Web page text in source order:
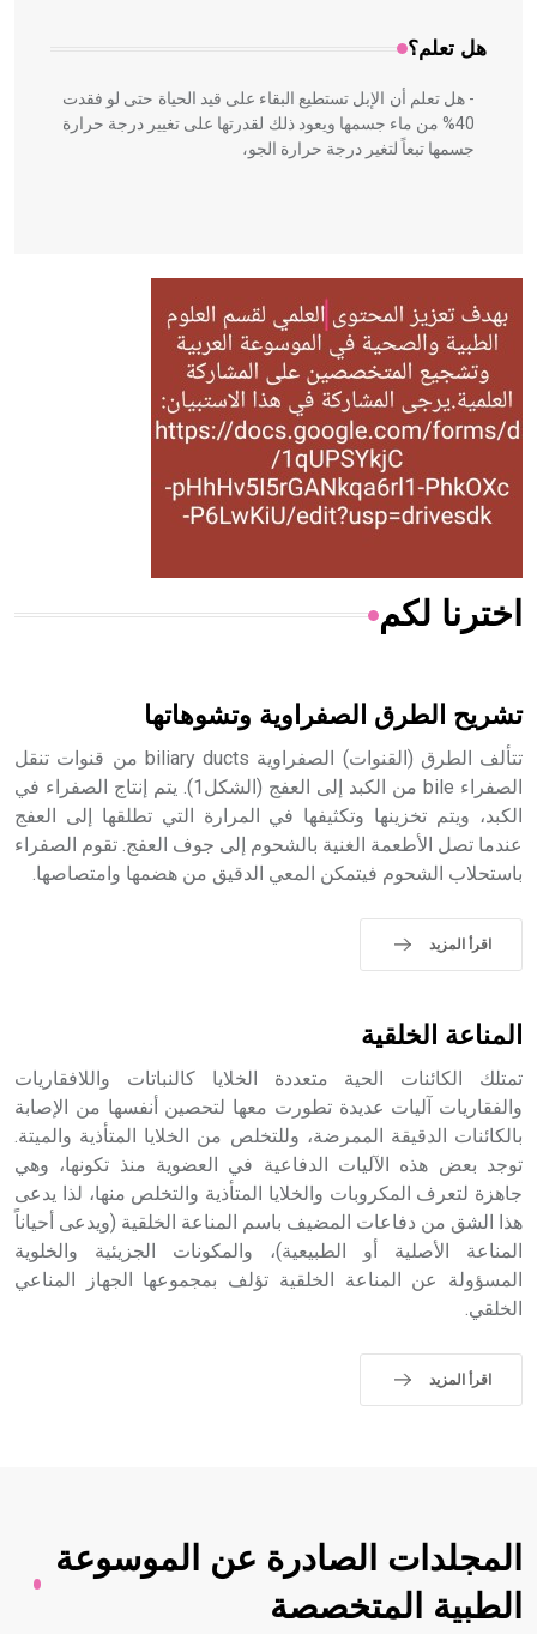
هل تعلم؟
- هل تعلم أن الإبل تستطيع البقاء على قيد الحياة حتى لو فقدت
40% من ماء جسمها ويعود ذلك لقدرتها على تغيير درجة حرارة
جسمها تبعاً لتغير درجة حرارة الجو،
- هل تعلم أن أبقراط كتب في الطب أربعة مؤلفات هي:
الحكم، الأدلة، تنظيم التغذية، ورسالته في جروح الرأس. ويعود
له الفضل بأنه حرر الطب من الدين والفلسفة.
- هل تعلم أن المرجان إفراز حيواني يتكون في البحر ويتركب
من مادة كربونات الكلسيوم، وهو أحمر أو شديد الحمرة وهو
أجود أنواعه، ويمتاز بكبر الحجم ويسمى الش
هل تعلم أن الأبسيد كلمة فرنسية اللفظ تم اعتمادها مصطلحاً
- هل تعلم أن أبجر Abgar اسم معروف جيداً يعود إلى عدد من
الملوك الذين حكموا مدينة إديسا (الرها) من أبجر الأول وحتى
التاسع، وهم ينتسبون إلى أسرة أوسروين
sign تكتب منفصلة غير متصلة، وتعتمد المبدأ الأكوروفوني،
حيث تقتصر القيمة الصوتية للعلامة الك
اخترنا لكم
تشريح الطرق الصفراوية وتشوهاتها
تتألف الطرق (القنوات) الصفراوية biliary ducts من قنوات تنقل
الصفراء bile من الكبد إلى العفج (الشكل1). يتم إنتاج الصفراء في
الكبد، ويتم تخزينها وتكثيفها في المرارة التي تطلقها إلى العفج
عندما تصل الأطعمة الغنية بالشحوم إلى جوف العفج. تقوم الصفراء
باستحلاب الشحوم فيتمكن المعي الدقيق من هضمها وامتصاصها.
اقرأ المزيد
المناعة الخلقية
تمتلك الكائنات الحية متعددة الخلايا كالنباتات واللافقاريات
والفقاريات آليات عديدة تطورت معها لتحصين أنفسها من الإصابة
بالكائنات الدقيقة الممرضة، وللتخلص من الخلايا المتأذية والميتة.
توجد بعض هذه الآليات الدفاعية في العضوية منذ تكونها، وهي
جاهزة لتعرف المكروبات والخلايا المتأذية والتخلص منها، لذا يدعى
هذا الشق من دفاعات المضيف باسم المناعة الخلقية (ويدعى أحياناً
المناعة الأصلية أو الطبيعية)، والمكونات الجزيئية والخلوية
المسؤولة عن المناعة الخلقية تؤلف بمجموعها الجهاز المناعي
الخلقي.
اقرأ المزيد
المجلدات الصادرة عن الموسوعة
الطبية المتخصصة